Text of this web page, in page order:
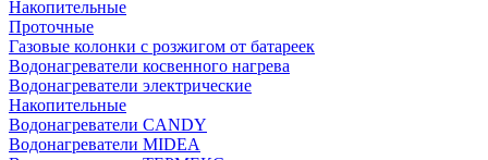
Накопительные
Проточные
Газовые колонки с розжигом от батареек
Водонагреватели косвенного нагрева
Водонагреватели электрические
Накопительные
Водонагреватели CANDY
Водонагреватели MIDEA